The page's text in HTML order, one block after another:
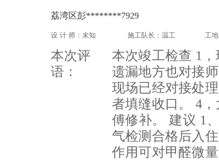
荔湾区彭********7929
设 计 师：未知 施工队长：温工 工
本次评
语：
本次竣工检查 1
遗漏地方也对接
现场已经对接处
者填缝收口。 4
傅修补。 建议 1
气检测合格后入
作用可对甲醛微